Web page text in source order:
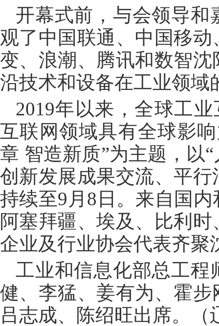
开幕式前，与会领导和
观了中国联通、中国移
变、浪潮、腾讯和数智
沿技术和设备在工业领域
2019年以来，全球工
互联网领域具有全球影
章 智造新质”为主题，以
创新发展成果交流、平
持续至9月8日。来自国
阿塞拜疆、埃及、比利
企业及行业协会代表齐聚
工业和信息化部总工程
健、李猛、姜有为、霍
吕志成、陈绍旺出席。